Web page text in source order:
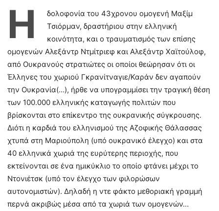
Η
δολοφονία του 43χρονου ομογενή Μαξίμ
Τσιόρμαν, δραστήριου στην ελληνική
κοινότητα, και ο τραυματισμός των επίσης
ομογενών Αλεξάντρ Ντμίτριεφ και Αλεξάντρ Χαϊτούλοφ,
από Ουκρανούς στρατιώτες οι οποίοι θεώρησαν ότι οι
Έλληνες του χωριού Γκρανίτναγιε/Καράν δεν αγαπούν
την Ουκρανία(…), ήρθε να υπογραμμίσει την τραγική θέση
των 100.000 ελληνικής καταγωγής πολιτών που
βρίσκονται στο επίκεντρο της ουκρανικής σύγκρουσης.
Διότι η καρδιά του ελληνισμού της Αζοφικής Θάλασσας
χτυπά στη Μαριούπολη (υπό ουκρανικό έλεγχο) και στα
40 ελληνικά χωριά της ευρύτερης περιοχής, που
εκτείνονται σε ένα ημικύκλιο το οποίο φτάνει μέχρι το
Ντονιέτσκ (υπό τον έλεγχο των φιλορώσων
αυτονομιστών). Δηλαδή η ντε φάκτο μεθοριακή γραμμή
περνά ακριβώς μέσα από τα χωριά των ομογενών…